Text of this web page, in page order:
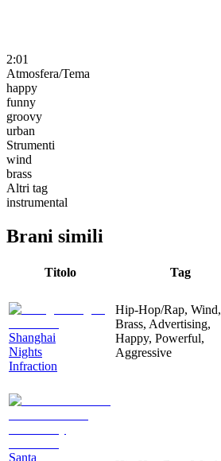
2:01
Atmosfera/Tema
happy
funny
groovy
urban
Strumenti
wind
brass
Altri tag
instrumental
Brani simili
Titolo Tag
Shanghai
Nights
Infraction
Hip-Hop/Rap, Wind,
Brass, Advertising,
Happy, Powerful,
Aggressive
Santa